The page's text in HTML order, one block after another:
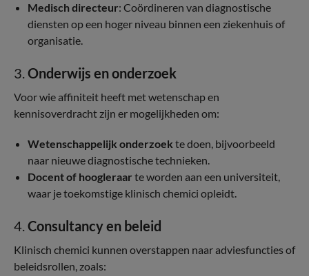
Medisch directeur: Coördineren van diagnostische
diensten op een hoger niveau binnen een ziekenhuis of
organisatie.
3.Onderwijs en onderzoek
Voor wie affiniteit heeft met wetenschap en
kennisoverdracht zijn er mogelijkheden om:
Wetenschappelijk onderzoek te doen, bijvoorbeeld
naar nieuwe diagnostische technieken.
Docent of hoogleraar te worden aan een universiteit,
waar je toekomstige klinisch chemici opleidt.
4.Consultancy en beleid
Klinisch chemici kunnen overstappen naar adviesfuncties of
beleidsrollen, zoals: